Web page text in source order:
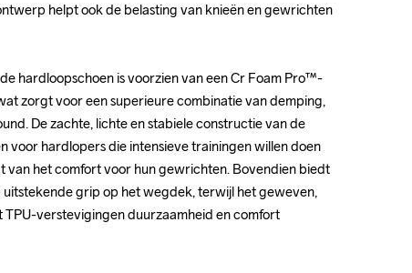
helpt ook de belasting van knieën en gewrichten
hardloopschoen is voorzien van een Cr Foam Pro™-
zorgt voor een superieure combinatie van demping,
De zachte, lichte en stabiele constructie van de
voor hardlopers die intensieve trainingen willen doen
van het comfort voor hun gewrichten. Bovendien biedt
grip op het wegdek, terwijl het geweven,
verstevigingen duurzaamheid en comfort
helpt ook de belasting van knieën en gewrichten
hardloopschoen is voorzien van een Cr Foam Pro™-
zorgt voor een superieure combinatie van demping,
De zachte, lichte en stabiele constructie van de
voor hardlopers die intensieve trainingen willen doen
van het comfort voor hun gewrichten. Bovendien biedt
grip op het wegdek, terwijl het geweven,
verstevigingen duurzaamheid en comfort